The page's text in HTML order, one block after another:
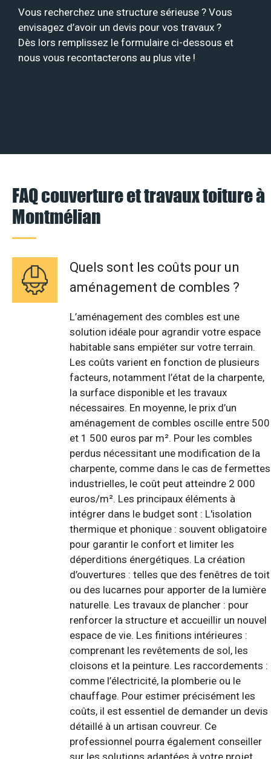
Vous recherchez une structure sérieuse ? Vous
envisagez d’avoir un devis pour vos travaux ?
Dès lors remplissez le formulaire ci-dessous et
nous vous recontacterons au plus vite !
FAQ couverture et travaux toiture à
Montmélian
Quels sont les coûts pour un
aménagement de combles ?
L’aménagement des combles est une
solution idéale pour agrandir votre espace
habitable sans empiéter sur votre terrain.
Les coûts varient en fonction de plusieurs
facteurs, notamment l’état de la charpente,
la surface disponible et les travaux
nécessaires. En moyenne, le prix d’un
aménagement de combles oscille entre 500
et 1 500 euros par m². Pour les combles
perdus nécessitant une modification de la
charpente, comme dans le cas de fermettes
industrielles, le coût peut atteindre 2 000
euros/m². Les principaux éléments à
intégrer dans le budget sont : L'isolation
thermique et phonique : souvent obligatoire
pour garantir le confort et limiter les
déperditions énergétiques. La création
d’ouvertures : telles que des fenêtres de toit
ou des lucarnes pour apporter de la lumière
naturelle. Les travaux de plancher : pour
renforcer la structure et accueillir un nouvel
espace de vie. Les finitions intérieures :
comprenant les revêtements de sol, les
cloisons et la peinture. Les raccordements :
comme l’électricité, la plomberie ou le
chauffage. Pour estimer précisément les
coûts, il est essentiel de demander un devis
détaillé à un artisan couvreur. Ce
professionnel pourra également conseiller
sur les solutions adaptées à votre projet,